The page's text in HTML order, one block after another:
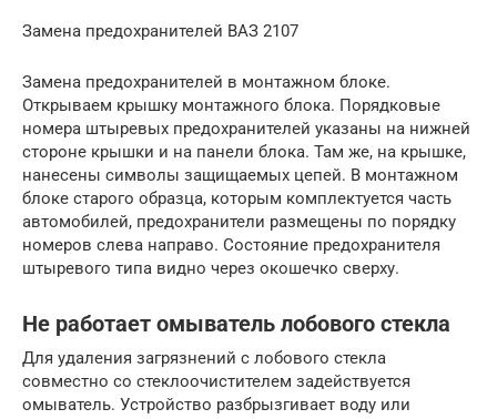
Замена предохранителей ВАЗ 2107
Замена предохранителей в монтажном блоке.
Открываем крышку монтажного блока. Порядковые
номера штыревых пре­дохранителей указаны на нижней
сто­роне крышки и на панели блока. Там же, на крышке,
нанесены символы защища­емых цепей. В монтажном
блоке старого образца, которым комплектуется часть
ав­томобилей, предохранители размеще­ны по порядку
номеров слева направо. Состояние предохранителя
штыревого типа видно через окошечко сверху.
Не работает омыватель лобового стекла
Для удаления загрязнений с лобового стекла
совместно со стеклоочистителем задействуется
омыватель. Устройство разбрызгивает воду или